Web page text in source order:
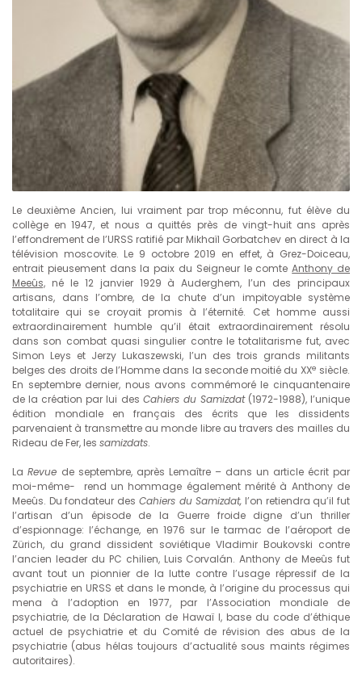
Le deuxième Ancien, lui vraiment par trop méconnu, fut élève du
collège en 1947, et nous a quittés près de vingt-huit ans après
l’effondrement de l’URSS ratifié par Mikhaïl Gorbatchev en direct à la
télévision moscovite. Le 9 octobre 2019 en effet, à Grez-Doiceau,
entrait pieusement dans la paix du Seigneur le comteAnthony de
Meeûs, né le 12 janvier 1929 à Auderghem, l’un des principaux
artisans, dans l’ombre, de la chute d’un impitoyable système
totalitaire qui se croyait promis à l’éternité. Cet homme aussi
extraordinairement humble qu’il était extraordinairement résolu
dans son combat quasi singulier contre le totalitarisme fut, avec
Simon Leys et Jerzy Lukaszewski, l’un des trois grands militants
belges des droits de l’Homme dans la seconde moitié du XXe siècle.
En septembre dernier, nous avons commémoré le cinquantenaire
de la création par lui des Cahiers du Samizdat(1972-1988), l’unique
édition mondiale en français des écrits que les dissidents
parvenaient à transmettre au monde libre au travers des mailles du
Rideau de Fer, les samizdats.
La Revue de septembre, après Lemaître – dans un article écrit par
moi-même- rend un hommage également mérité à Anthony de
Meeûs. Du fondateur des Cahiers du Samizdat, l’on retiendra qu’il fut
l’artisan d’un épisode de la Guerre froide digne d’un thriller
d’espionnage: l’échange, en 1976 sur le tarmac de l’aéroport de
Zürich, du grand dissident soviétique Vladimir Boukovski contre
l’ancien leader du PC chilien, Luis Corvalán. Anthony de Meeûs fut
avant tout un pionnier de la lutte contre l’usage répressif de la
psychiatrie en URSS et dans le monde, à l’origine du processus qui
mena à l’adoption en 1977, par l’Association mondiale de
psychiatrie, de la Déclaration de Hawaï I, base du code d’éthique
actuel de psychiatrie et du Comité de révision des abus de la
psychiatrie (abus hélas toujours d’actualité sous maints régimes
autoritaires).